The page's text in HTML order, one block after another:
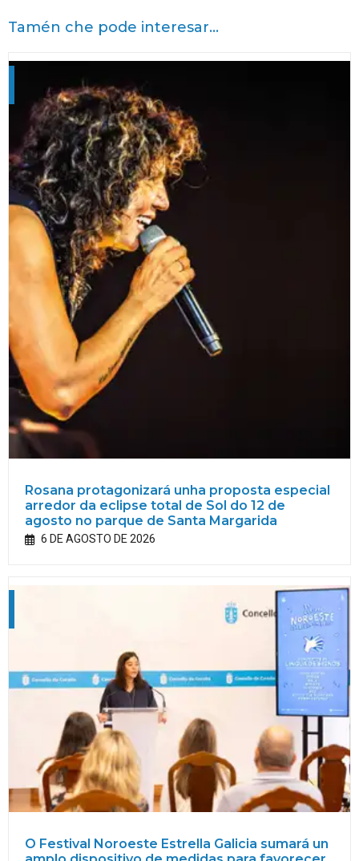
Tamén che pode interesar...
Rosana protagonizará unha proposta especial
arredor da eclipse total de Sol do 12 de
agosto no parque de Santa Margarida
6 DE AGOSTO DE 2026
O Festival Noroeste Estrella Galicia sumará un